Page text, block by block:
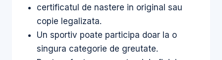
certificatul de nastere in original sau
copie legalizata.
Un sportiv poate participa doar la o
singura categorie de greutate.